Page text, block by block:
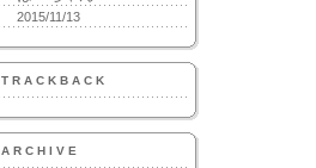
2015/11/13
TRACKBACK
ARCHIVE